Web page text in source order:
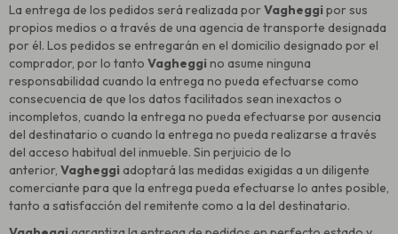
La entrega de los pedidos será realizada por Vagheggi por sus
propios medios o a través de una agencia de transporte designada
por él. Los pedidos se entregarán en el domicilio designado por el
comprador, por lo tanto Vagheggi no asume ninguna
responsabilidad cuando la entrega no pueda efectuarse como
consecuencia de que los datos facilitados sean inexactos o
incompletos, cuando la entrega no pueda efectuarse por ausencia
del destinatario o cuando la entrega no pueda realizarse a través
del acceso habitual del inmueble. Sin perjuicio de lo
anterior, Vagheggi adoptará las medidas exigidas a un diligente
comerciante para que la entrega pueda efectuarse lo antes posible,
tanto a satisfacción del remitente como a la del destinatario.